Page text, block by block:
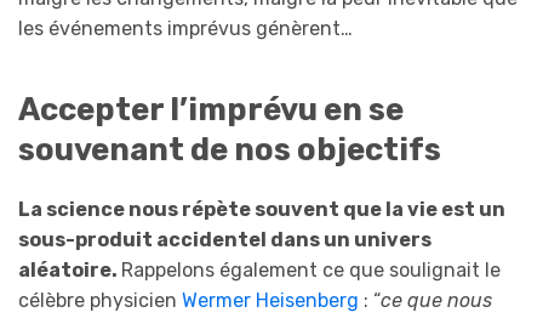
les événements imprévus génèrent…
Accepter l’imprévu en se
souvenant de nos objectifs
La science nous répète souvent que la vie est un
sous-produit accidentel dans un univers
aléatoire. Rappelons également ce que soulignait le
célèbre physicien Wermer Heisenberg : “ce que nous